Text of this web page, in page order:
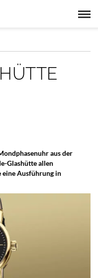
aus der
Glashütte allen
eine Ausführung in